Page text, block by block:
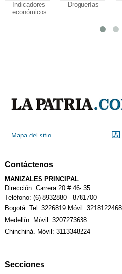
Indicadores
económicos
Droguerías
Mapa del sitio
Contáctenos
MANIZALES PRINCIPAL
Dirección: Carrera 20 # 46- 35
Teléfono: (6) 8932880 - 8781700
Bogotá. Tel: 3226819 Móvil: 3218122468
Medellín: Móvil: 3207273638
Chinchiná. Móvil: 3113348224
Secciones